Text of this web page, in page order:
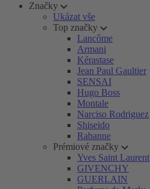
Značky
Ukázat vše
Top značky
Lancôme
Armani
Kérastase
Jean Paul Gaultier
SENSAI
Hugo Boss
Montale
Narciso Rodriguez
Shiseido
Rabanne
Prémiové značky
Yves Saint Laurent
GIVENCHY
GUERLAIN